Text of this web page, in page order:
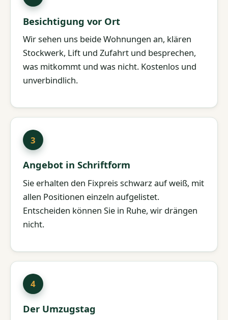
Besichtigung vor Ort
Wir sehen uns beide Wohnungen an, klären
Stockwerk, Lift und Zufahrt und besprechen,
was mitkommt und was nicht. Kostenlos und
unverbindlich.
Angebot in Schriftform
Sie erhalten den Fixpreis schwarz auf weiß, mit
allen Positionen einzeln aufgelistet.
Entscheiden können Sie in Ruhe, wir drängen
nicht.
Der Umzugstag